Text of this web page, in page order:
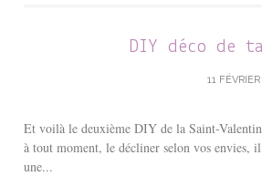
DIY déco de
11 FÉVRIER
Et voilà le deuxième DIY de la Saint-
à tout moment, le décliner selon vos envies,
une...